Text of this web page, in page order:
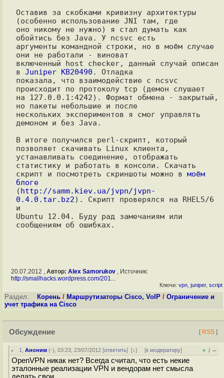
Оставив за скобками кривизну архитектуры
(особенно использование JNI там, где
оно никому не нужно) я стал думать как
обойтись без Java. У ncsvc есть
аргументы командной строки, но в моём случае
они не работали - виноват
включенный host checker, данный случай описан
в Juniper KB20490 . Отладка
показала, что взаимодействие с ncsvc
происходит по протоколу tcp (демон слушает
на 127.0.0.1:4242). Формат обмена - закрытый,
но пакеты небольшие и после
нескольких экспериментов я смог управлять
демоном и без Java.
В итоге получился perl-скрипт, который
позволяет скачивать Linux клиента,
устанавливать соединение, отображать
статистику и работать в консоли. Скачать
скрипт и посмотреть скриншоты можно в моём
блоге
(http://samm.kiev.ua/jvpn/jvpn-
0.4.0.tar.bz2). Скрипт проверялся на RHEL5/6
и
Ubuntu 12.04. Буду рад замечаниям или
20.07.2012 , Автор: Alex Samorukov, Источник:
http://smallhacks.wordpress.com/201...
Ключи: vpn juniper, script
Раздел: Корень / Маршрутизаторы Cisco, VoIP / Ограничение и
учет трафика на Cisco
Обсуждение [ RSS ]
1 ,Аноним (-), 03:23, 23/07/2012 [ответить][↓] [к модератору] + / –
OpenVPN никак нет? Всегда считал, что есть некие
эталонные реализации VPN и вендорам нет смысла